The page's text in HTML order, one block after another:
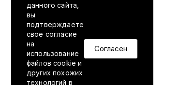
данного сайта,
вы
подтверждаете
свое согласие
на
использование
файлов cookie и
других похожих
технологий в
Согласен
VILED в соцсетях